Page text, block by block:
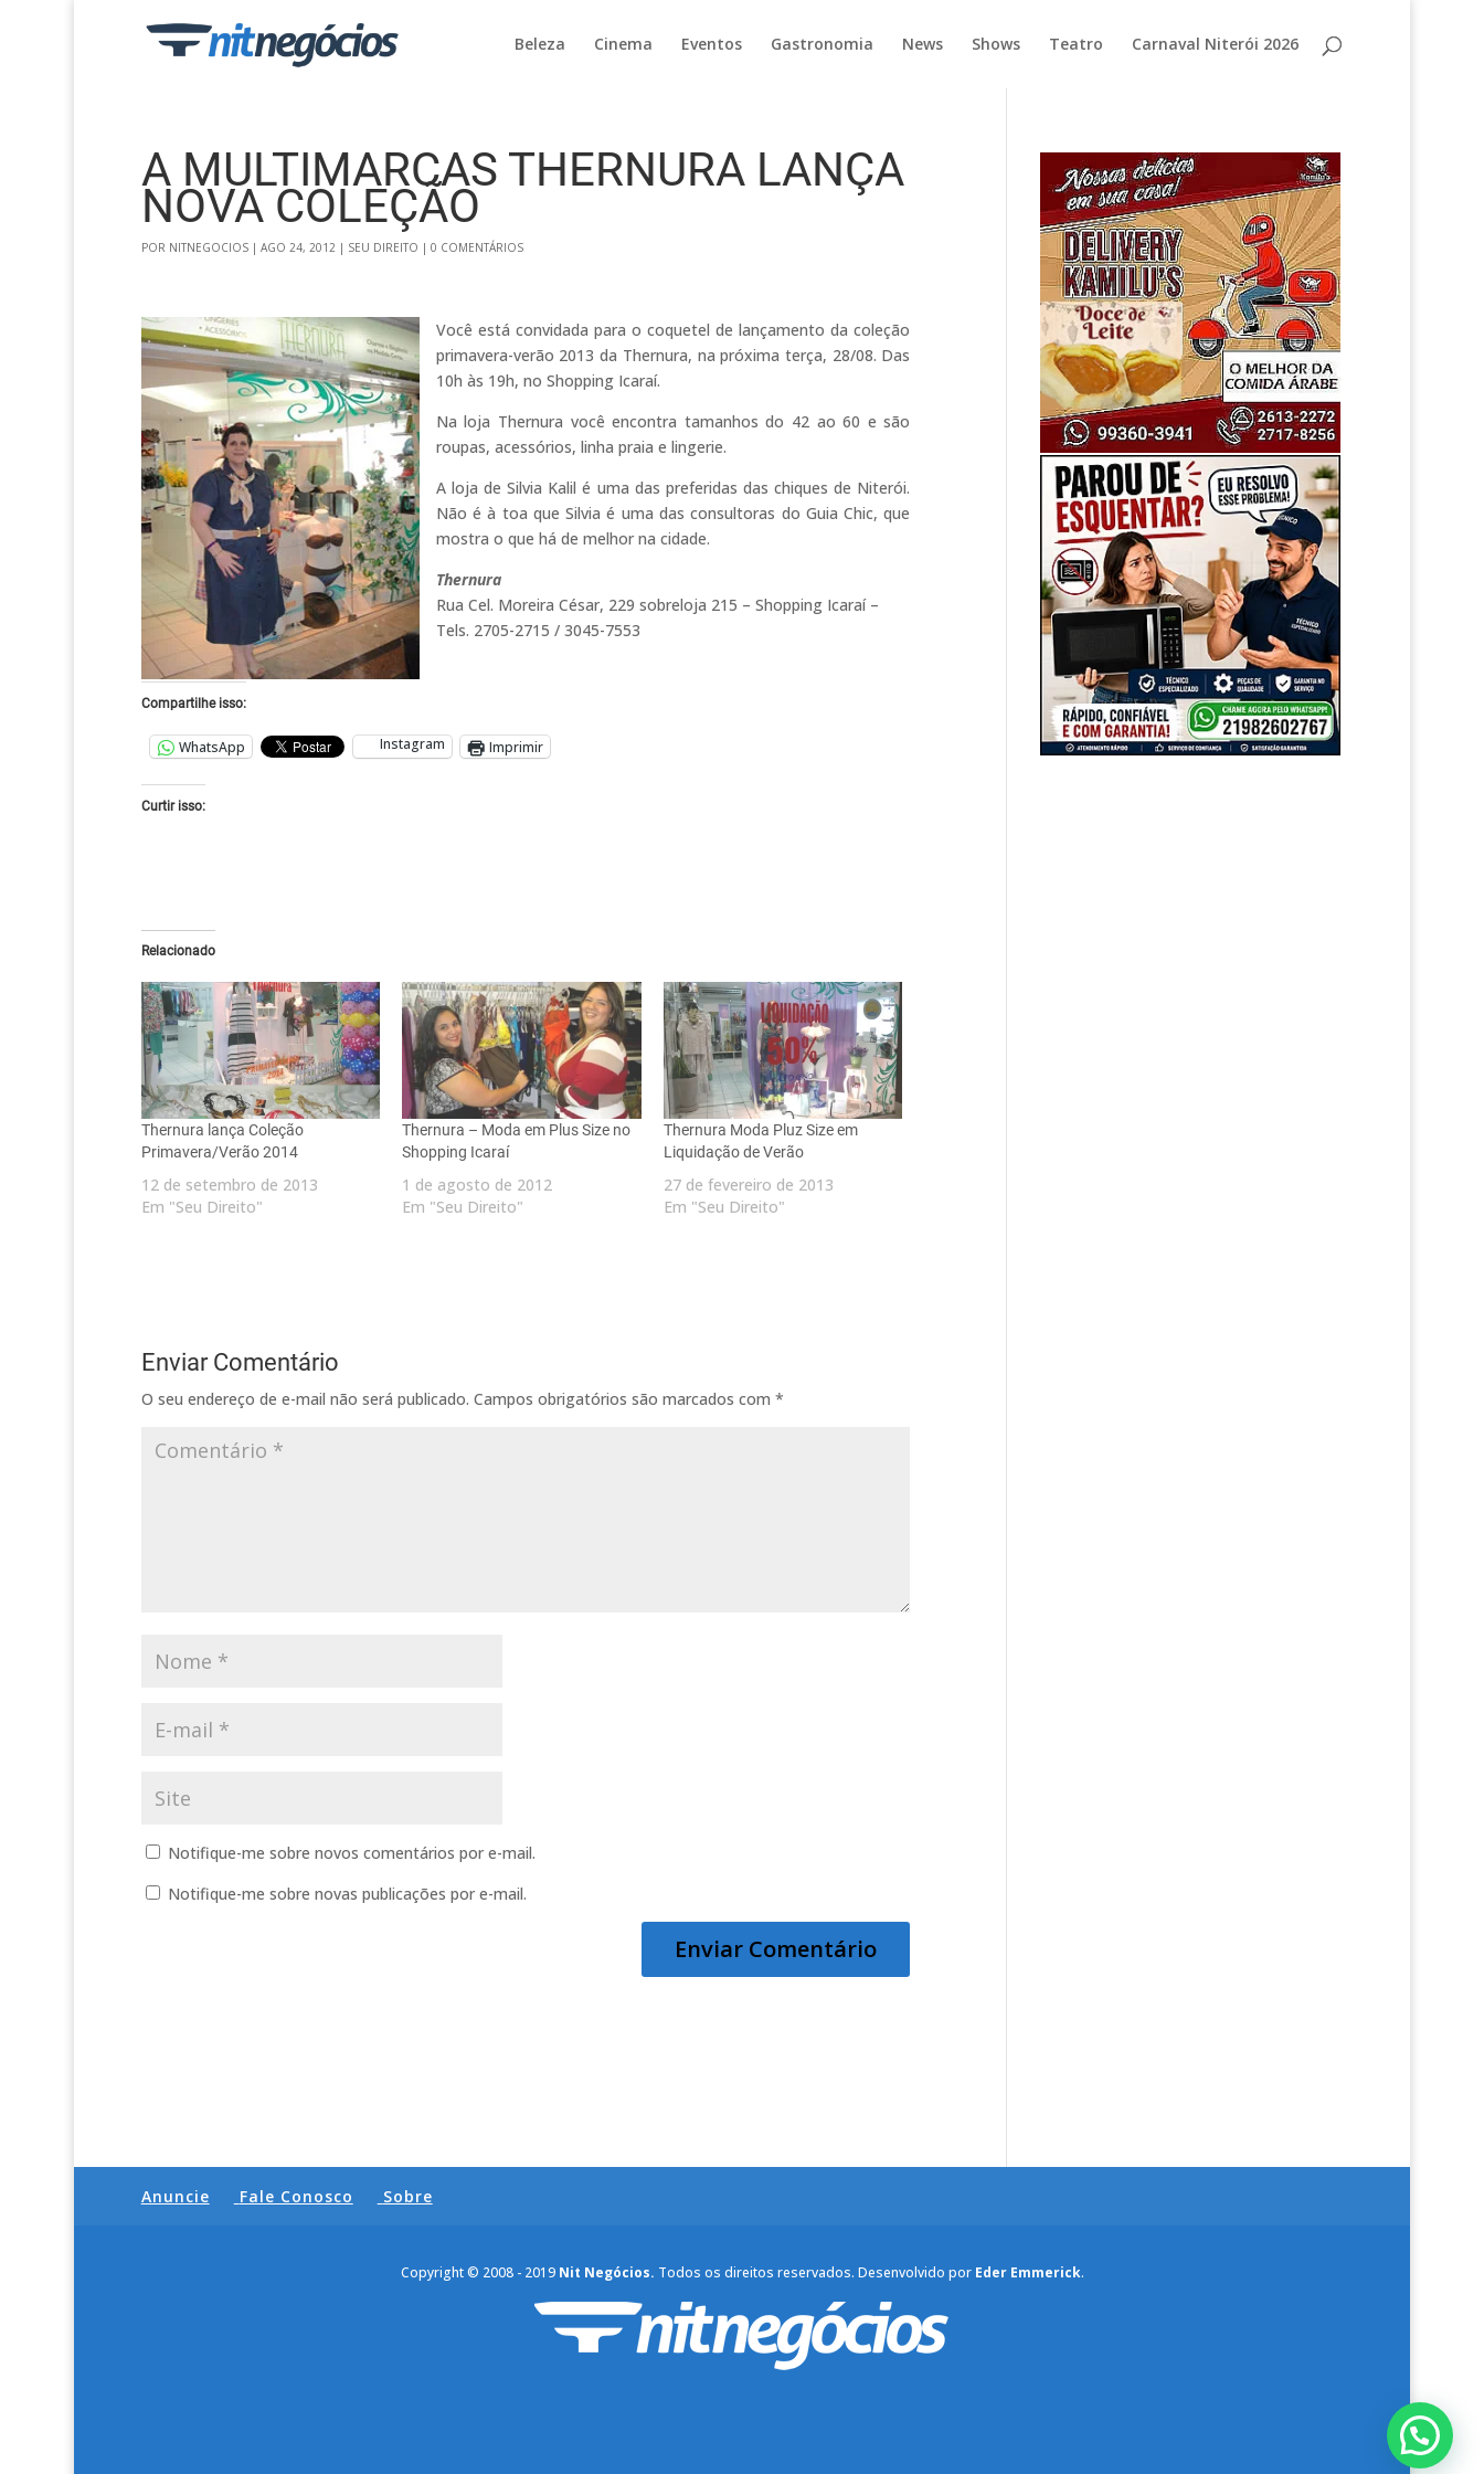
Beleza Cinema Eventos Gastronomia News Shows Teatro Carnaval Niterói 2026
A MULTIMARCAS THERNURA LANÇA
NOVA COLEÇÃO
POR NITNEGOCIOS| AGO 24, 2012| SEU DIREITO | 0 COMENTÁRIOS
Você está convidada para o coquetel de lançamento da coleção
primavera-verão 2013 da Thernura, na próxima terça, 28/08. Das
10h às 19h, no Shopping Icaraí.
Na loja Thernura você encontra tamanhos do 42 ao 60 e são
roupas, acessórios, linha praia e lingerie.
A loja de Silvia Kalil é uma das preferidas das chiques de Niterói.
Não é à toa que Silvia é uma das consultoras do Guia Chic, que
mostra o que há de melhor na cidade.
Thernura
Rua Cel. Moreira César, 229 sobreloja 215 – Shopping Icaraí –
Tels. 2705-2715 / 3045-7553
Compartilhe isso:
WhatsApp Instagram Imprimir
Curtir isso:
Relacionado
Thernura lança Coleção
Primavera/Verão 2014
12 de setembro de 2013
Em "Seu Direito"
Thernura – Moda em Plus Size no
Shopping Icaraí
1 de agosto de 2012
Em "Seu Direito"
Thernura Moda Pluz Size em
Liquidação de Verão
27 de fevereiro de 2013
Em "Seu Direito"
Enviar Comentário
O seu endereço de e-mail não será publicado. Campos obrigatórios são marcados com *
Notifique-me sobre novos comentários por e-mail.
Notifique-me sobre novas publicações por e-mail.
Anuncie Fale Conosco Sobre
Copyright © 2008 - 2019 Nit Negócios. Todos os direitos reservados. Desenvolvido por Eder Emmerick.